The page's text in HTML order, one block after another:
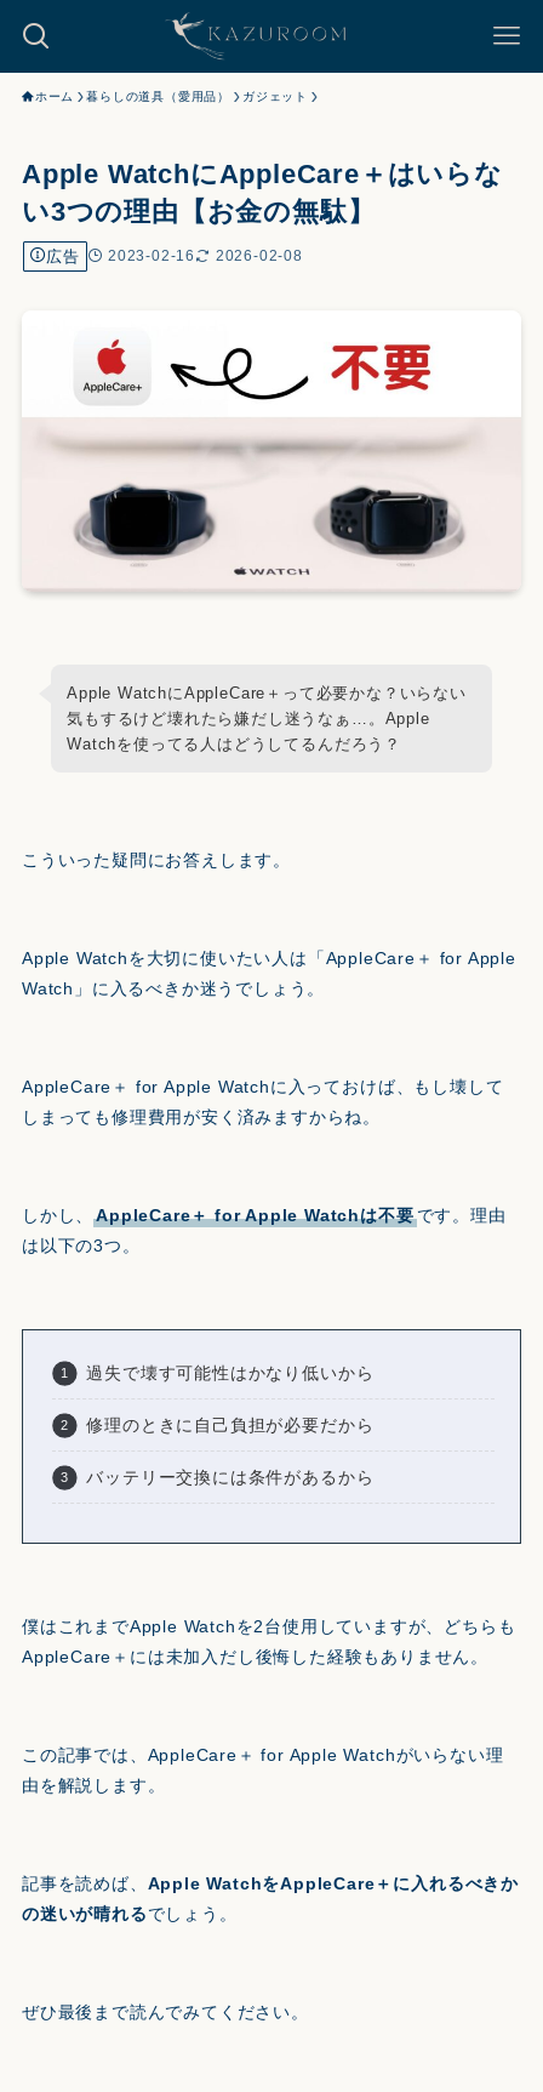
ホーム 暮らしの道具（愛用品） ガジェット
Apple WatchにAppleCare＋はいらな
い3つの理由【お金の無駄】
広告 2023-02-16 2026-02-08
Apple WatchにAppleCare＋って必要かな？いらない
気もするけど壊れたら嫌だし迷うなぁ…。Apple
Watchを使ってる人はどうしてるんだろう？
こういった疑問にお答えします。
Apple Watchを大切に使いたい人は「AppleCare＋ for Apple
Watch」に入るべきか迷うでしょう。
AppleCare＋ for Apple Watchに入っておけば、もし壊して
しまっても修理費用が安く済みますからね。
しかし、AppleCare＋ for Apple Watchは不要です。理由
は以下の3つ。
過失で壊す可能性はかなり低いから
修理のときに自己負担が必要だから
バッテリー交換には条件があるから
僕はこれまでApple Watchを2台使用していますが、どちらも
AppleCare＋には未加入だし後悔した経験もありません。
この記事では、AppleCare＋ for Apple Watchがいらない理
由を解説します。
記事を読めば、 Apple WatchをAppleCare＋に入れるべきか
の迷いが晴れるでしょう。
ぜひ最後まで読んでみてください。